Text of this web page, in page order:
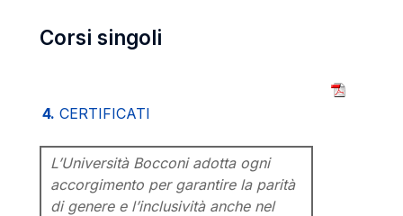
Corsi singoli
4. CERTIFICATI
L’Università Bocconi adotta ogni
accorgimento per garantire la parità
di genere e l’inclusività anche nel